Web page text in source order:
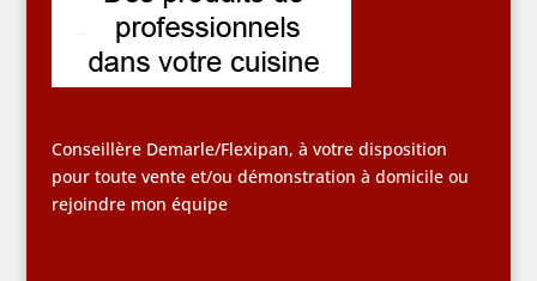
Conseillère Demarle/Flexipan, à votre disposition
pour toute vente et/ou démonstration à domicile ou
rejoindre mon équipe